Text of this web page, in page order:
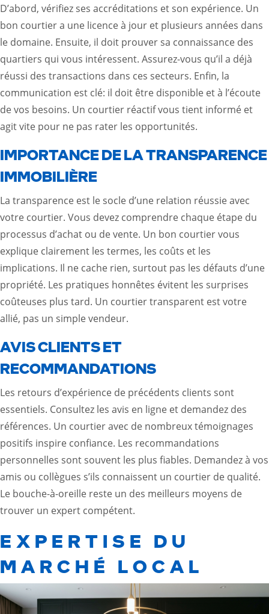
D’abord, vérifiez ses accréditations et son expérience. Un
bon courtier a une licence à jour et plusieurs années dans
le domaine. Ensuite, il doit prouver sa connaissance des
quartiers qui vous intéressent. Assurez-vous qu’il a déjà
réussi des transactions dans ces secteurs. Enfin, la
communication est clé: il doit être disponible et à l’écoute
de vos besoins. Un courtier réactif vous tient informé et
agit vite pour ne pas rater les opportunités.
IMPORTANCE DE LA TRANSPARENCE
IMMOBILIÈRE
La transparence est le socle d’une relation réussie avec
votre courtier. Vous devez comprendre chaque étape du
processus d’achat ou de vente. Un bon courtier vous
explique clairement les termes, les coûts et les
implications. Il ne cache rien, surtout pas les défauts d’une
propriété. Les pratiques honnêtes évitent les surprises
coûteuses plus tard. Un courtier transparent est votre
allié, pas un simple vendeur.
AVIS CLIENTS ET
RECOMMANDATIONS
Les retours d’expérience de précédents clients sont
essentiels. Consultez les avis en ligne et demandez des
références. Un courtier avec de nombreux témoignages
positifs inspire confiance. Les recommandations
personnelles sont souvent les plus fiables. Demandez à vos
amis ou collègues s’ils connaissent un courtier de qualité.
Le bouche-à-oreille reste un des meilleurs moyens de
trouver un expert compétent.
EXPERTISE DU
MARCHÉ LOCAL